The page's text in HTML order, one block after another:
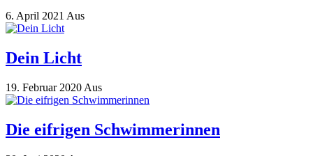
6. April 2021 Aus
Dein Licht
19. Februar 2020 Aus
Die eifrigen Schwimmerinnen